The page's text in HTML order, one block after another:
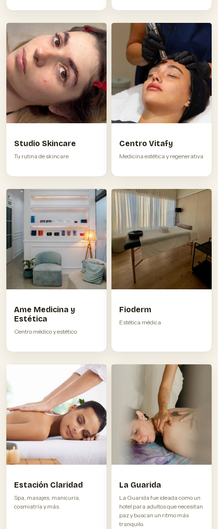
Studio Skincare
Tu rutina de skincare
Centro Vitafy
Medicina estética y regenerativa
Ame Medicina y
Estética
Centro médico y estético
Fioderm
Estética médica
Estación Claridad
Spa, masajes, manicuría,
cosmiatría y más.
La Guarida
La Guarida fue ideada como un
hotel para adultos que necesitan
paz y buscan un ritmo más
tranquilo.